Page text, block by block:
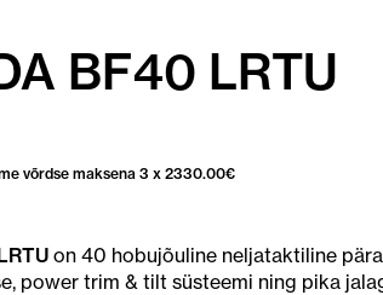
BF40 LRTU
võrdse maksena 3 x 2330.00€
on 40 hobujõuline neljataktiline
power trim & tilt süsteemi ning pika